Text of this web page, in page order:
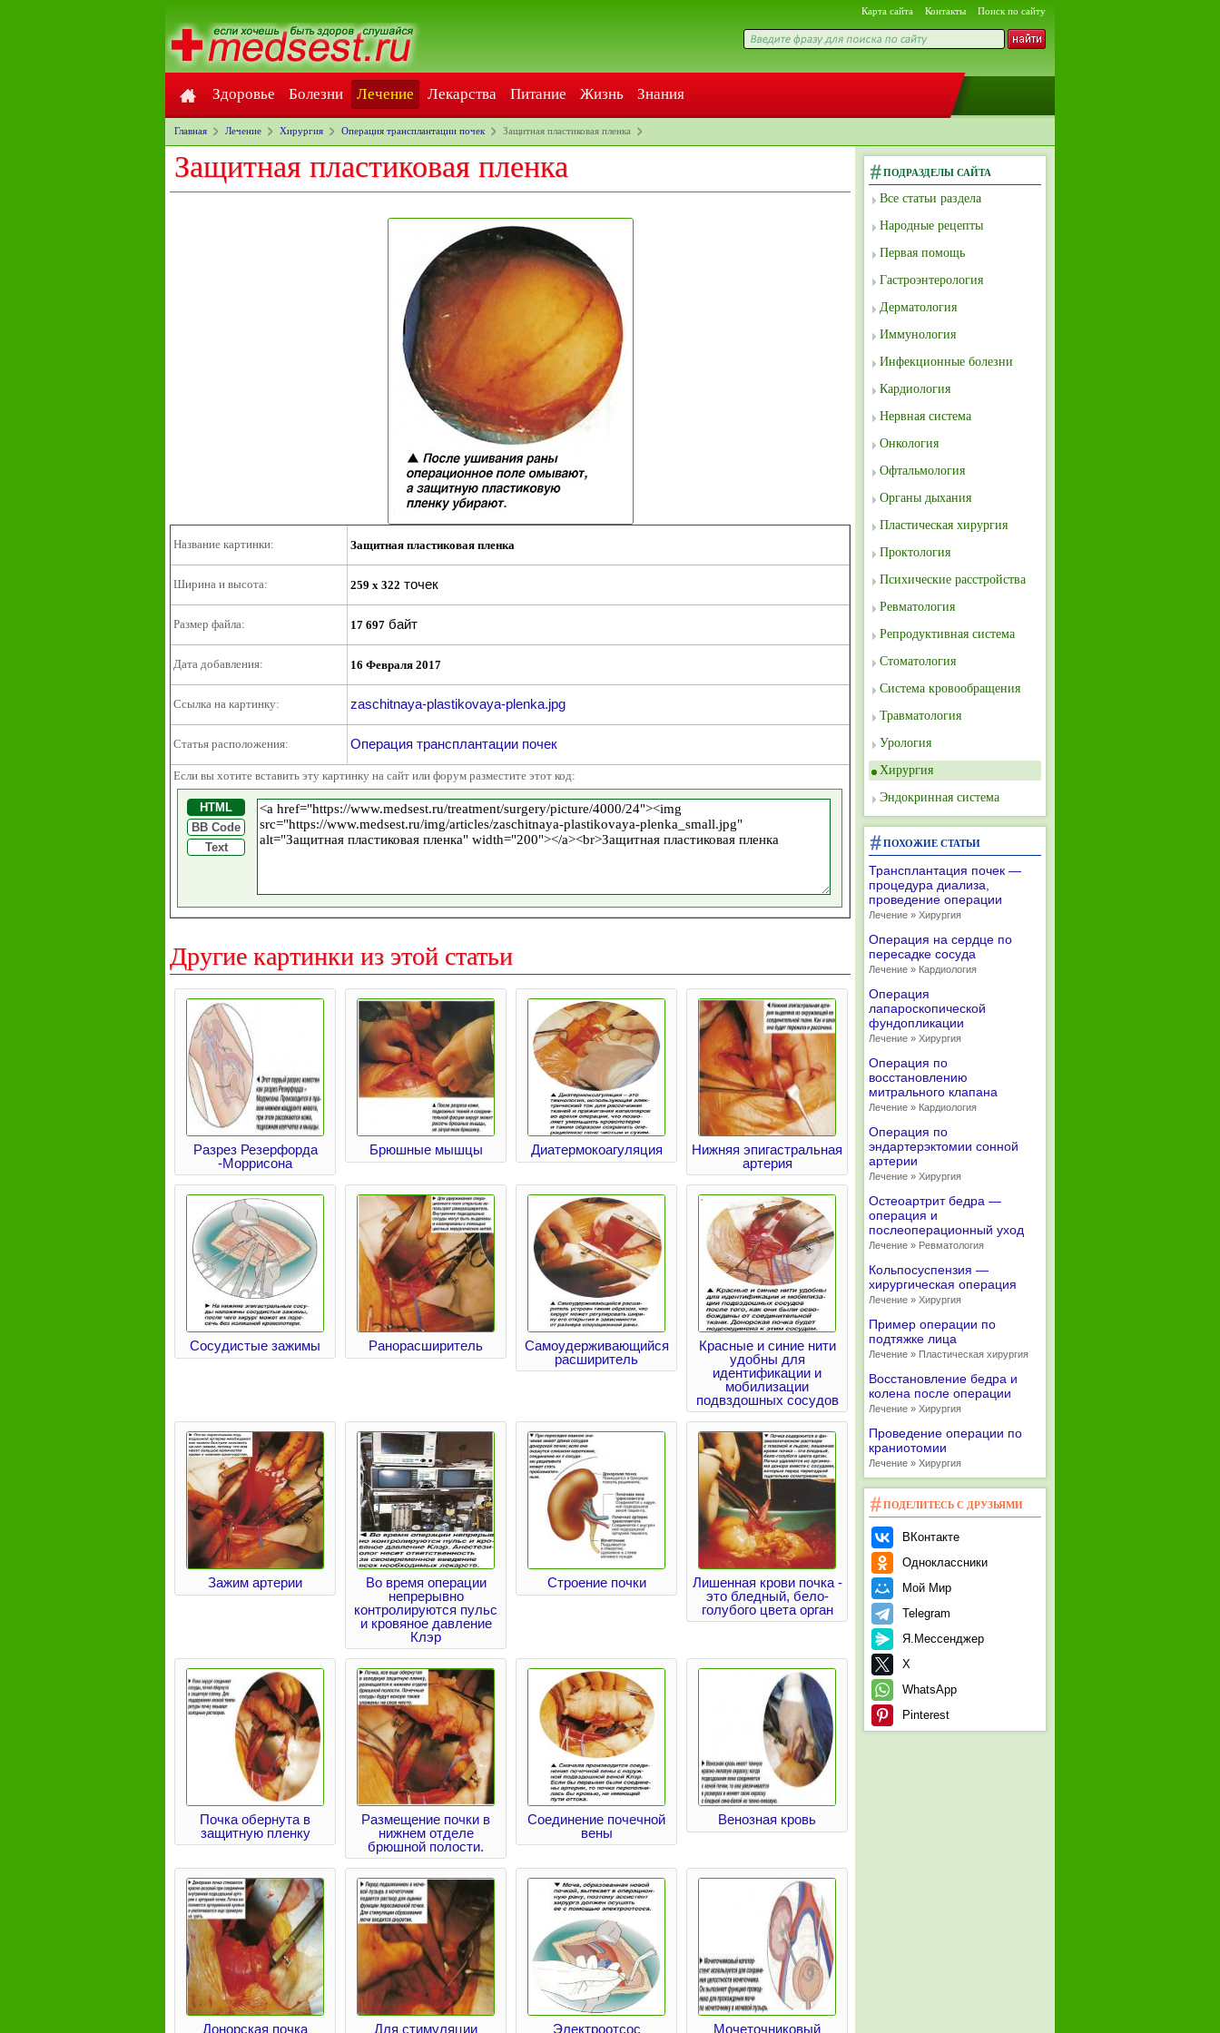
Карта сайта Контакты Поиск по сайту
Здоровье Болезни Лечение Лекарства Питание Жизнь Знания
Главная Лечение Хирургия Операция трансплантации почек Защитная пластиковая пленка
Защитная пластиковая пленка
Название картинки: Защитная пластиковая пленка
Ширина и высота: 259 x 322 точек
Размер файла: 17 697 байт
Дата добавления: 16 Февраля 2017
Ссылка на картинку: zaschitnaya-plastikovaya-plenka.jpg
Статья расположения: Операция трансплантации почек
Если вы хотите вставить эту картинку на сайт или форум разместите этот код:
HTML
BB Code
Text
Другие картинки из этой статьи
Разрез Резерфорда
-Моррисона
Брюшные мышцы Диатермокоагуляция
Нижняя эпигастральная
артерия
Сосудистые зажимы Ранорасширитель
Самоудерживающийся
расширитель
Красные и синие нити
удобны для
идентификации и
мобилизации
подвздошных сосудов
Зажим артерии
Во время операции
непрерывно
контролируются пульс
и кровяное давление
Клэр
Строение почки
Лишенная крови почка -
это бледный, бело-
голубого цвета орган
Почка обернута в
защитную пленку
Размещение почки в
нижнем отделе
брюшной полости.
Соединение почечной
вены
Венозная кровь
Донорская почка Для стимуляции Электроотсос Мочеточниковый
ПОДРАЗДЕЛЫ САЙТА
Все статьи раздела
Народные рецепты
Первая помощь
Гастроэнтерология
Дерматология
Иммунология
Инфекционные болезни
Кардиология
Нервная система
Онкология
Офтальмология
Органы дыхания
Пластическая хирургия
Проктология
Психические расстройства
Ревматология
Репродуктивная система
Стоматология
Система кровообращения
Травматология
Урология
Хирургия
Эндокринная система
ПОХОЖИЕ СТАТЬИ
Трансплантация почек —
процедура диализа,
проведение операции
Лечение » Хирургия
Операция на сердце по
пересадке сосуда
Лечение » Кардиология
Операция
лапароскопической
фундопликации
Лечение » Хирургия
Операция по
восстановлению
митрального клапана
Лечение » Кардиология
Операция по
эндартерэктомии сонной
артерии
Лечение » Хирургия
Остеоартрит бедра —
операция и
послеоперационный уход
Лечение » Ревматология
Кольпосуспензия —
хирургическая операция
Лечение » Хирургия
Пример операции по
подтяжке лица
Лечение » Пластическая хирургия
Восстановление бедра и
колена после операции
Лечение » Хирургия
Проведение операции по
краниотомии
Лечение » Хирургия
ПОДЕЛИТЕСЬ С ДРУЗЬЯМИ
ВКонтакте
Одноклассники
Мой Мир
Telegram
Я.Мессенджер
X
WhatsApp
Pinterest